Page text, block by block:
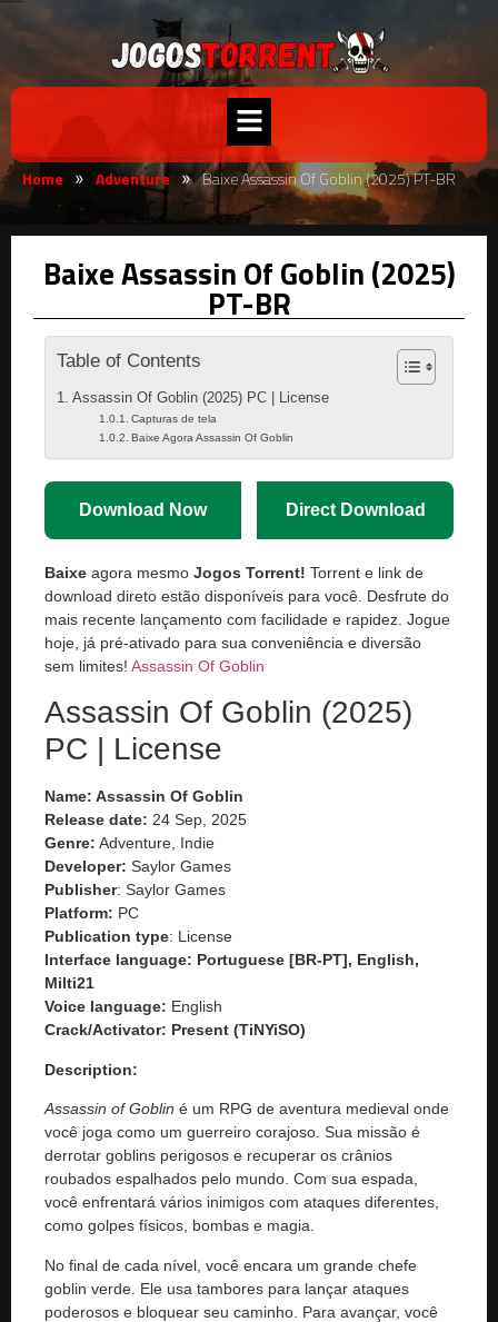
Home » Adventure » Baixe Assassin Of Goblin (2025) PT-BR
Baixe Assassin Of Goblin (2025)
PT-BR
Table of Contents
Assassin Of Goblin (2025) PC | License
Capturas de tela
Baixe Agora Assassin Of Goblin
Download Now Direct Download
Baixe agora mesmo Jogos Torrent! Torrent e link de
download direto estão disponíveis para você. Desfrute do
mais recente lançamento com facilidade e rapidez. Jogue
hoje, já pré-ativado para sua conveniência e diversão
sem limites! Assassin Of Goblin
Assassin Of Goblin (2025)
PC | License
Name: Assassin Of Goblin
Release date: 24 Sep, 2025
Genre: Adventure, Indie
Developer: Saylor Games
Publisher: Saylor Games
Platform: PC
Publication type: License
Interface language: Portuguese [BR-PT], English,
Milti21
Voice language: English
Crack/Activator: Present (TiNYiSO)
Description:
Assassin of Goblin é um RPG de aventura medieval onde
você joga como um guerreiro corajoso. Sua missão é
derrotar goblins perigosos e recuperar os crânios
roubados espalhados pelo mundo. Com sua espada,
você enfrentará vários inimigos com ataques diferentes,
como golpes físicos, bombas e magia.
No final de cada nível, você encara um grande chefe
goblin verde. Ele usa tambores para lançar ataques
poderosos e bloquear seu caminho. Para avançar, você